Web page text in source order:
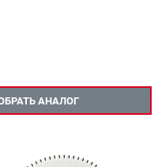
АНАЛОГ